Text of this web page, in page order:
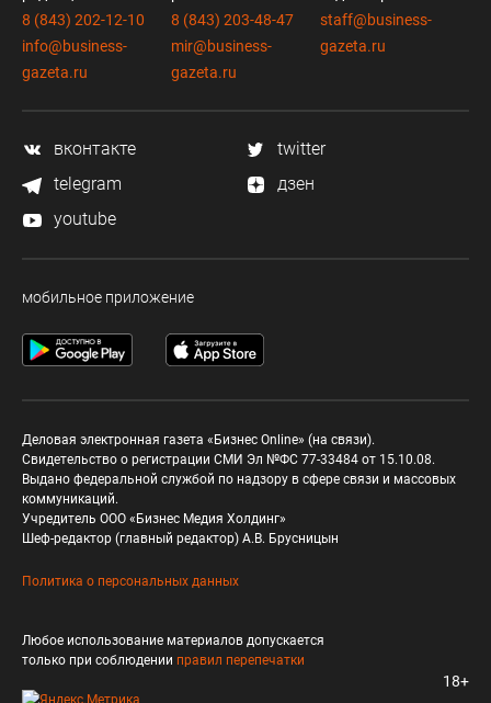
8 (843) 202-12-10
info@business-
gazeta.ru
8 (843) 203-48-47
mir@business-
gazeta.ru
staff@business-
gazeta.ru
вконтакте
twitter
telegram
дзен
youtube
мобильное приложение
Деловая электронная газета «Бизнес Online» (на связи).
Свидетельство о регистрации СМИ Эл №ФС 77-33484 от 15.10.08.
Выдано федеральной службой по надзору в сфере связи и массовых
коммуникаций.
Учредитель ООО «Бизнес Медия Холдинг»
Шеф-редактор (главный редактор) А.В. Брусницын
Политика о персональных данных
Любое использование материалов допускается
только при соблюдении правил перепечатки
18+